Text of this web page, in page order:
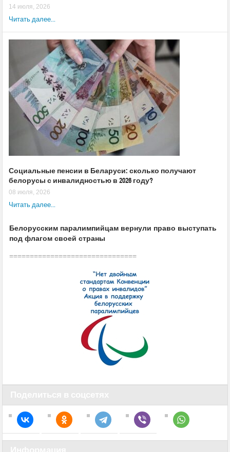
14 июля, 2026
Читать далее...
Социальные пенсии в Беларуси: сколько получают
белорусы с инвалидностью в 2026 году?
08 июля, 2026
Читать далее...
Белорусским паралимпийцам вернули право выступать
под флагом своей страны
===============================